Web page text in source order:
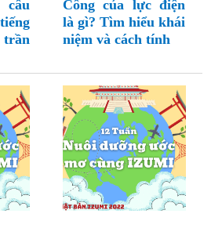
Công của lực điện
là gì? Tìm hiểu khái
niệm và cách tính